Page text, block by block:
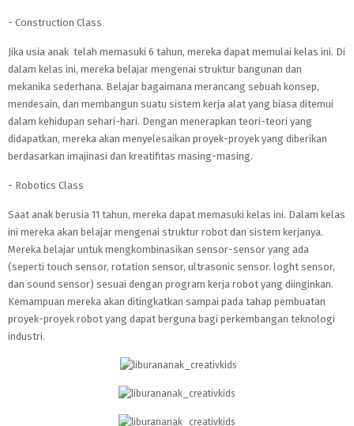
- Construction Class
Jika usia anak telah memasuki 6 tahun, mereka dapat memulai kelas ini. Di
dalam kelas ini, mereka belajar mengenai struktur bangunan dan
mekanika sederhana. Belajar bagaimana merancang sebuah konsep,
mendesain, dan membangun suatu sistem kerja alat yang biasa ditemui
dalam kehidupan sehari-hari. Dengan menerapkan teori-teori yang
didapatkan, mereka akan menyelesaikan proyek-proyek yang diberikan
berdasarkan imajinasi dan kreatifitas masing-masing.
- Robotics Class
Saat anak berusia 11 tahun, mereka dapat memasuki kelas ini. Dalam kelas
ini mereka akan belajar mengenai struktur robot dan sistem kerjanya.
Mereka belajar untuk mengkombinasikan sensor-sensor yang ada
(seperti touch sensor, rotation sensor, ultrasonic sensor. loght sensor,
dan sound sensor) sesuai dengan program kerja robot yang diinginkan.
Kemampuan mereka akan ditingkatkan sampai pada tahap pembuatan
proyek-proyek robot yang dapat berguna bagi perkembangan teknologi
industri.